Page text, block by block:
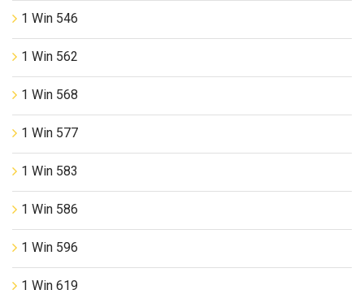
1 Win 546
1 Win 562
1 Win 568
1 Win 577
1 Win 583
1 Win 586
1 Win 596
1 Win 619